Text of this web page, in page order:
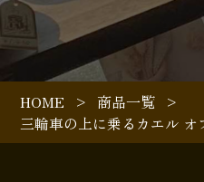
HOME > 商品一覧 >
三輪車の上に乗るカエル オ